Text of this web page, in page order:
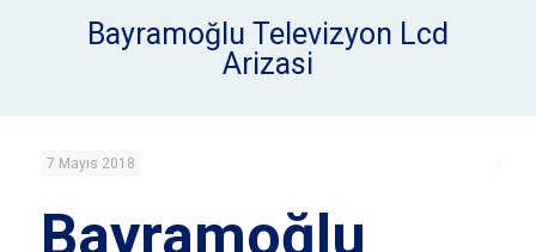
Bayramoğlu Televizyon Lcd
Arizasi
7 Mayıs 2018
Bayramoğlu